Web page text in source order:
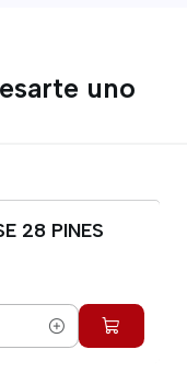
uno
28 PINES